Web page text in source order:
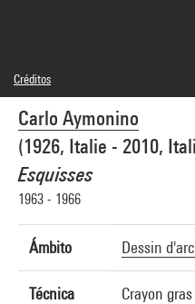
Carlo Aymonino
(1926, Italie - 2010,
Esquisses
1963 - 1966
Ámbito Dessin
Técnica Crayon
Créditos
© Carlo Aymonino
Créditos fotográficos : Centre
GrandPalaisRmn
Referencia de la imagen : 4N24120
Difusión de la imagen :